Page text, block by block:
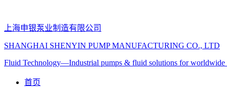
上海申银泵业制造有限公司
SHANGHAI SHENYIN PUMP MANUFACTURING CO., LTD
Fluid Technology—Industrial pumps & fluid solutions for
首页